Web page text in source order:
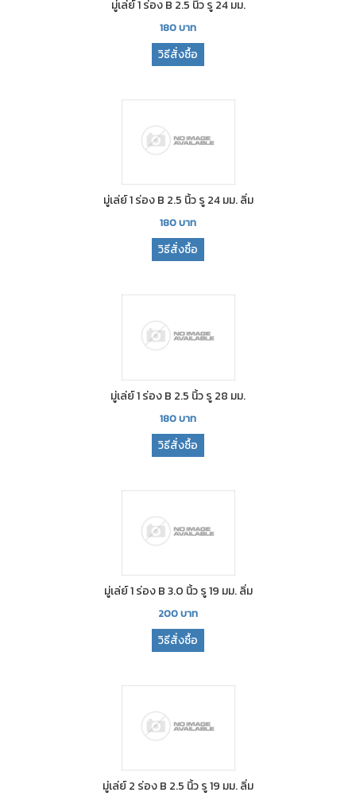
มู่เล่ย์ 1 ร่อง B 2.5 นิ้ว รู 24 มม.
180บาท
วิธีสั่งซื้อ
มู่เล่ย์ 1 ร่อง B 2.5 นิ้ว รู 24 มม. ลิ่ม
180บาท
วิธีสั่งซื้อ
มู่เล่ย์ 1 ร่อง B 2.5 นิ้ว รู 28 มม.
180บาท
วิธีสั่งซื้อ
มู่เล่ย์ 1 ร่อง B 3.0 นิ้ว รู 19 มม. ลิ่ม
200บาท
วิธีสั่งซื้อ
มู่เล่ย์ 2 ร่อง B 2.5 นิ้ว รู 19 มม. ลิ่ม